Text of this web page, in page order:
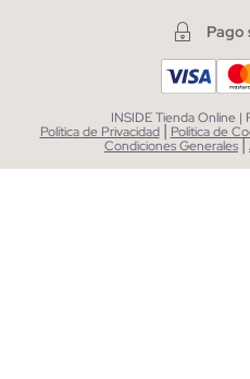
Pago
INSIDE Tienda Online |
Política de Privacidad | Política de
Condiciones Generales|